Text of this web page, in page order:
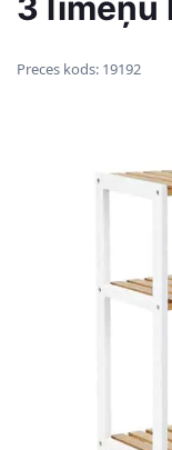
Preces kods: 19192